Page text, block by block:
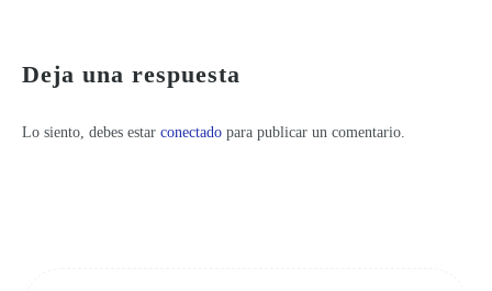
Deja una respuesta
Lo siento, debes estar conectado para publicar un comentario.